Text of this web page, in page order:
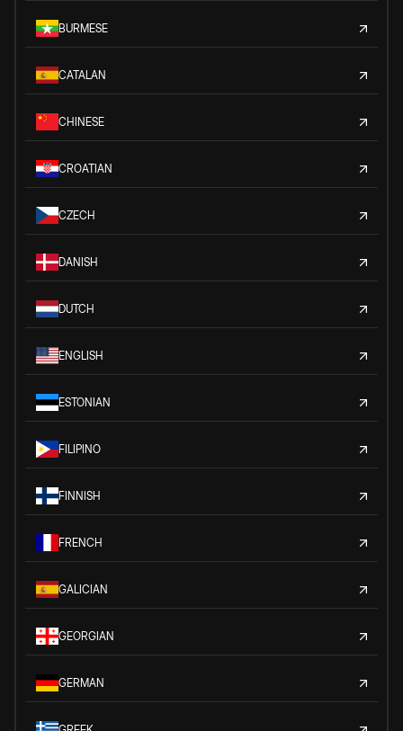
BURMESE
CATALAN
CHINESE
CROATIAN
CZECH
DANISH
DUTCH
ENGLISH
ESTONIAN
FILIPINO
FINNISH
FRENCH
GALICIAN
GEORGIAN
GERMAN